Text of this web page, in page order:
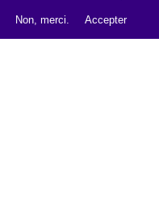
CITER
Jacqueline Lerat,
Non, merci. Accepter